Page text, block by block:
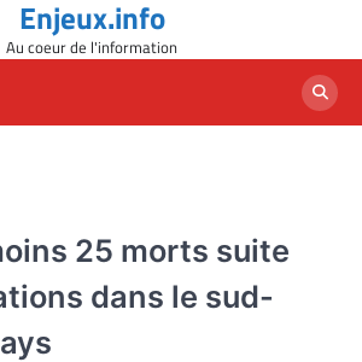
Enjeux.info
Au coeur de l'information
25 morts suite
dans le sud-